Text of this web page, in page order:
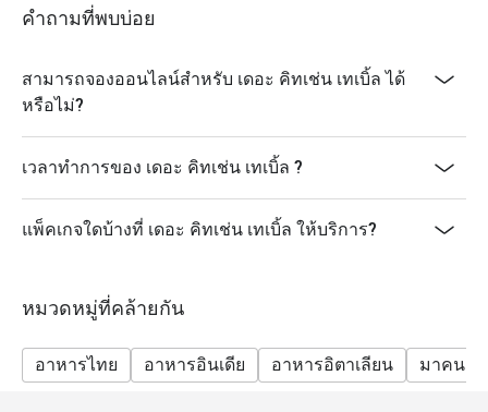
คำถามที่พบบ่อย
สามารถจองออนไลน์สำหรับ เดอะ คิทเช่น เทเบิ้ล ได้
หรือไม่?
เวลาทำการของ เดอะ คิทเช่น เทเบิ้ล ?
แพ็คเกจใดบ้างที่ เดอะ คิทเช่น เทเบิ้ล ให้บริการ?
หมวดหมู่ที่คล้ายกัน
อาหารไทย อาหารอินเดีย อาหารอิตาเลียน มาคนเดี